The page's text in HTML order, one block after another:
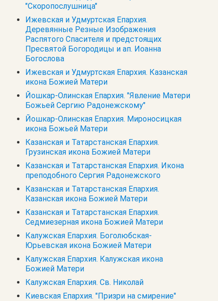
"Скоропослушница"
Ижевская и Удмуртская Епархия.
Деревянные Резные Изображения
Распятого Спасителя и предстоящих
Пресвятой Богородицы и ап. Иоанна
Богослова
Ижевская и Удмуртская Епархия. Казанская
икона Божией Матери
Йошкар-Олинская Епархия. "Явление Матери
Божьей Сергию Радонежскому"
Йошкар-Олинская Епархия. Мироносицкая
икона Божьей Матери
Казанская и Татарстанская Епархия.
Грузинская икона Божией Матери
Казанская и Татарстанская Епархия. Икона
преподобного Сергия Радонежского
Казанская и Татарстанская Епархия.
Казанская икона Божией Матери
Казанская и Татарстанская Епархия.
Седмиезерная икона Божией Матери
Калужская Епархия. Боголюбская-
Юрьевская икона Божией Матери
Калужская Епархия. Калужская икона
Божией Матери
Калужская Епархия. Св. Николай
Киевская Епархия. "Призри на смирение"